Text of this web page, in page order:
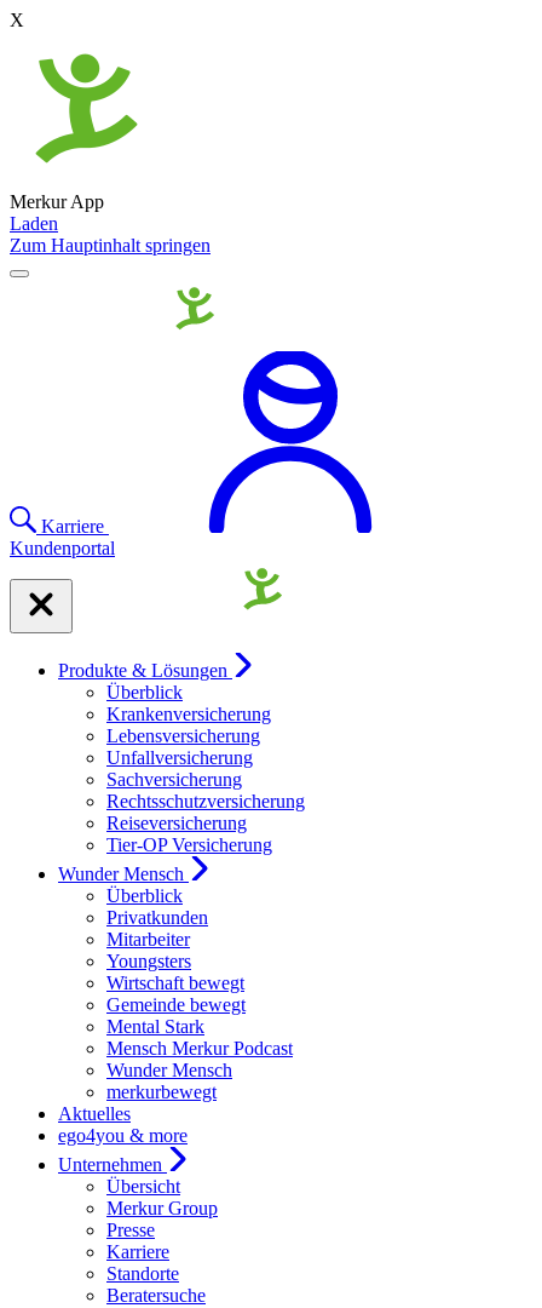
X
Merkur App
Laden
Zum Hauptinhalt springen
Karriere
Kundenportal
Produkte & Lösungen
Überblick
Krankenversicherung
Lebensversicherung
Unfallversicherung
Sachversicherung
Rechtsschutzversicherung
Reiseversicherung
Tier-OP Versicherung
Wunder Mensch
Überblick
Privatkunden
Mitarbeiter
Youngsters
Wirtschaft bewegt
Gemeinde bewegt
Mental Stark
Mensch Merkur Podcast
Wunder Mensch
merkurbewegt
Aktuelles
ego4you & more
Unternehmen
Übersicht
Merkur Group
Presse
Karriere
Standorte
Beratersuche